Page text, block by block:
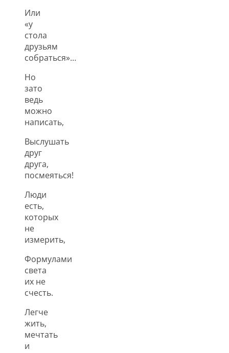
Или
«у
стола
друзьям
собраться»…
Но
зато
ведь
можно
написать,
Выслушать
друг
друга,
посмеяться!
Люди
есть,
которых
не
измерить,
Формулами
света
их не
счесть.
Легче
жить,
мечтать
и